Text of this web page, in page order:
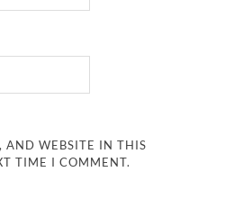
AND WEBSITE IN THIS
TIME I COMMENT.